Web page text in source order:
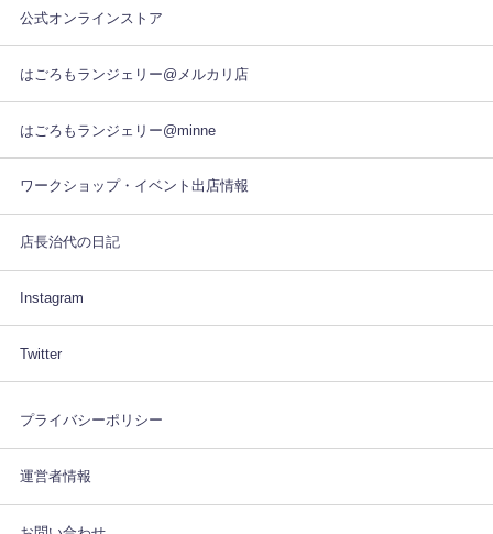
公式オンラインストア
はごろもランジェリー@メルカリ店
はごろもランジェリー@minne
ワークショップ・イベント出店情報
店長治代の日記
Instagram
Twitter
プライバシーポリシー
運営者情報